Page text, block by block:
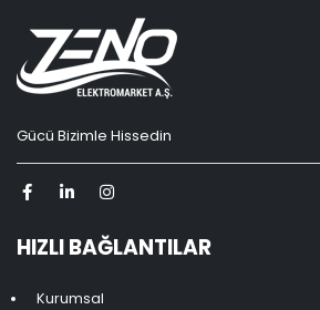
Gücü Bizimle Hissedin
HIZLI BAĞLANTILAR
Kurumsal